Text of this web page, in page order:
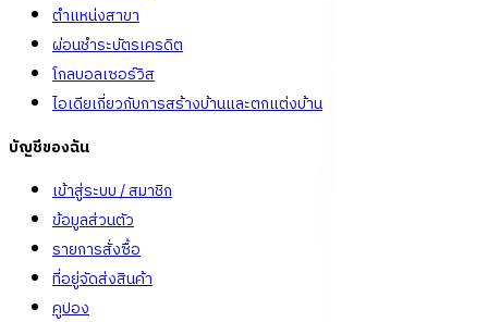
ตำแหน่งสาขา
ผ่อนชำระบัตรเครดิต
โกลบอลเซอร์วิส
ไอเดียเกี่ยวกับการสร้างบ้านและตกแต่งบ้าน
บัญชีของฉัน
เข้าสู่ระบบ / สมาชิก
ข้อมูลส่วนตัว
รายการสั่งซื้อ
ที่อยู่จัดส่งสินค้า
คูปอง